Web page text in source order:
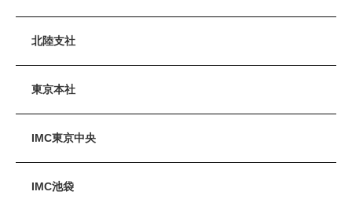
北陸支社
東京本社
IMC東京中央
IMC池袋